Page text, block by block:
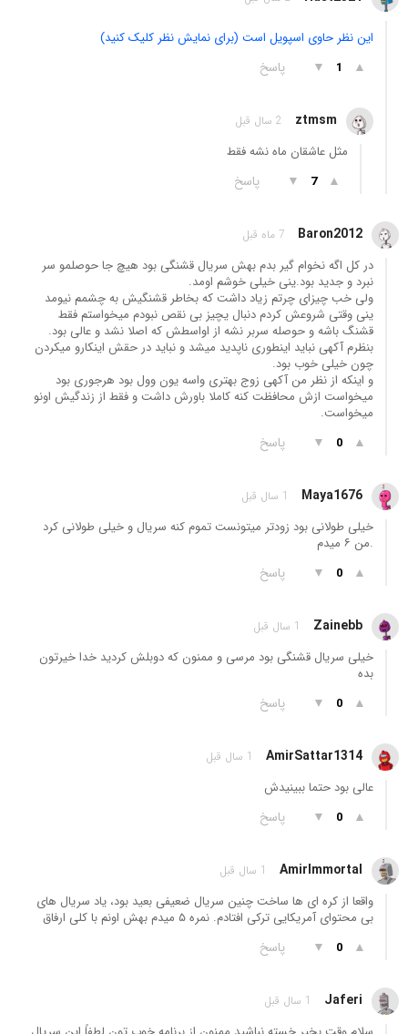
این نظر حاوی اسپویل است (برای نمایش نظر کلیک کنید)
▲
1
▼ پاسخ
ztmsm 2 سال قبل
مثل عاشقان ماه نشه فقط
▲
7
▼ پاسخ
Baron2012 7 ماه قبل
در کل اگه نخوام گیر بدم بهش سریال قشنگی بود هیچ جا حوصلمو سر
نبرد و جدید بود.ینی خیلی خوشم اومد.
ولی خب چیزای چرتم زیاد داشت که بخاطر قشنگیش به چشمم نیومد
ینی وقتی شروعش کردم دنبال یچیز بی نقص نبودم میخواستم فقط
قشنگ باشه و حوصله سربر نشه از اواسطش که اصلا نشد و عالی بود.
بنظرم آکهی نباید اینطوری ناپدید میشد و نباید در حقش اینکارو میکردن
چون خیلی خوب بود.
و اینکه از نظر من آکهی زوج بهتری واسه یون وول بود هرجوری بود
میخواست ازش محافظت کنه کاملا باورش داشت و فقط از زندگیش اونو
میخواست.
▲
0
▼ پاسخ
Maya1676 1 سال قبل
خیلی طولانی بود زودتر میتونست تموم کنه سریال و خیلی طولانی کرد
.من ۶ میدم
▲
0
▼ پاسخ
Zainebb 1 سال قبل
خیلی سریال قشنگی بود مرسی و ممنون که دوبلش کردید خدا خیرتون
بده
▲
0
▼ پاسخ
AmirSattar1314 1 سال قبل
عالی بود حتما ببینیدش
▲
0
▼ پاسخ
AmirImmortal 1 سال قبل
واقعا از کره ای ها ساخت چنین سریال ضعیفی بعید بود، یاد سریال های
بی محتوای آمریکایی ترکی افتادم. نمره ۵ میدم بهش اونم با کلی ارفاق
▲
0
▼ پاسخ
Jaferi 1 سال قبل